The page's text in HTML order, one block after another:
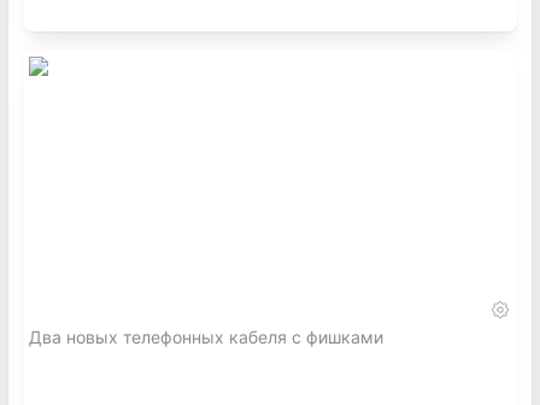
Два новых телефонных кабеля с фишками